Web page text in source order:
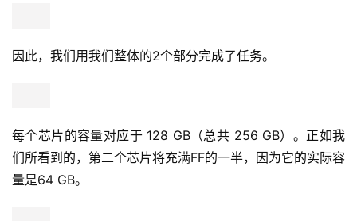
因此，我们用我们整体的2个部分完成了任务。
每个芯片的容量对应于 128 GB（总共 256 GB）。正如我
们所看到的，第二个芯片将充满FF的一半，因为它的实际容
量是64 GB。